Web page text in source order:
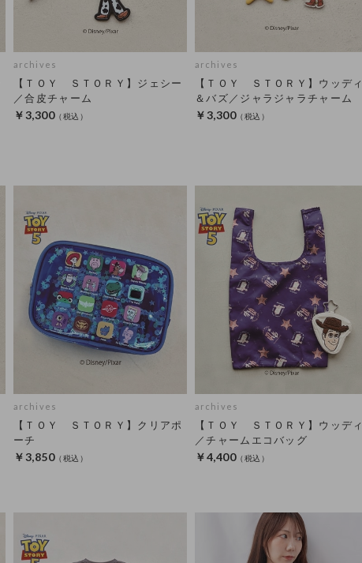
archives
【ＴＯＹ ＳＴＯＲＹ】ジェシー
／合皮チャーム
￥3,300
archives
【ＴＯＹ ＳＴＯＲＹ】ウッディ
＆バズ／ジャラジャラチャーム
￥3,300
archives
【ＴＯＹ ＳＴＯＲＹ】クリアポ
ーチ
￥3,850
archives
【ＴＯＹ ＳＴＯＲＹ】ウッディ
／チャームエコバッグ
￥4,400